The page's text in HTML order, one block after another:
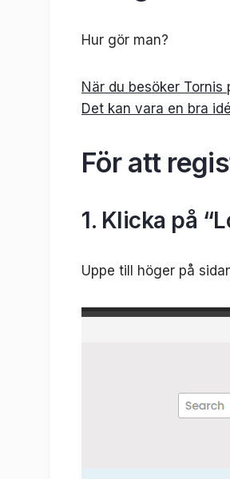
Hur gör man?
När du besöker
Det kan vara en bra
För att
1. Klicka på
Uppe till höger på